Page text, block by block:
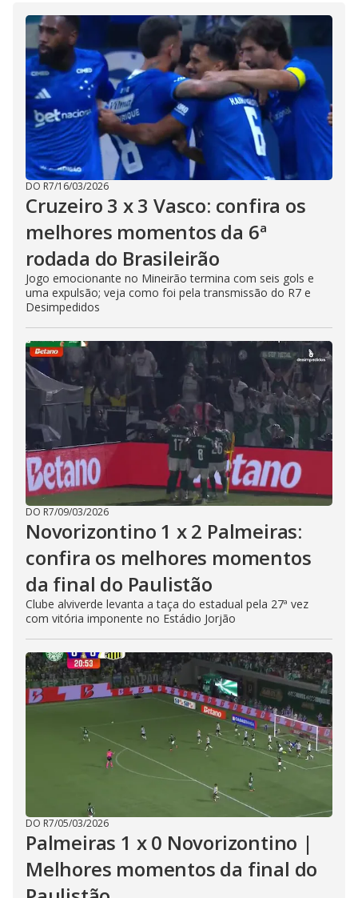
DO R7/16/03/2026
Cruzeiro 3 x 3 Vasco: confira os
melhores momentos da 6ª
rodada do Brasileirão
Jogo emocionante no Mineirão termina com seis gols e
uma expulsão; veja como foi pela transmissão do R7 e
Desimpedidos
DO R7/09/03/2026
Novorizontino 1 x 2 Palmeiras:
confira os melhores momentos
da final do Paulistão
Clube alviverde levanta a taça do estadual pela 27ª vez
com vitória imponente no Estádio Jorjão
DO R7/05/03/2026
Palmeiras 1 x 0 Novorizontino |
Melhores momentos da final do